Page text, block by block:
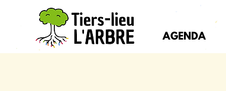
AGENDA